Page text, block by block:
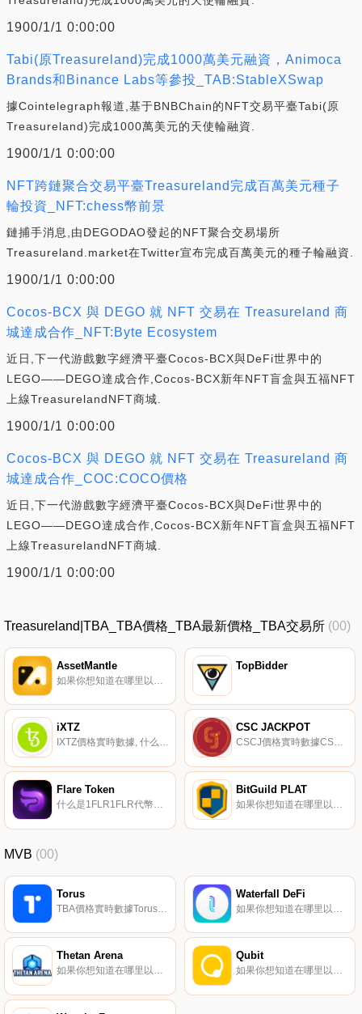
1900/1/1 0:00:00
Tabi(原Treasureland)完成1000萬美元融資，Animoca
Brands和Binance Labs等參投_TAB:StableXSwap
據Cointelegraph報道,基于BNBChain的NFT交易平臺Tabi(原
Treasureland)完成1000萬美元的天使輪融資.
1900/1/1 0:00:00
NFT跨鏈聚合交易平臺Treasureland完成百萬美元種子
輪投資_NFT:chess幣前景
鏈捕手消息,由DEGODAO發起的NFT聚合交易場所
Treasureland.market在Twitter宣布完成百萬美元的種子輪融資.
1900/1/1 0:00:00
Cocos-BCX 與 DEGO 就 NFT 交易在 Treasureland 商
城達成合作_NFT:Byte Ecosystem
近日,下一代游戲數字經濟平臺Cocos-BCX與DeFi世界中的
LEGO——DEGO達成合作,Cocos-BCX新年NFT盲盒與五福NFT
上線TreasurelandNFT商城.
1900/1/1 0:00:00
Cocos-BCX 與 DEGO 就 NFT 交易在 Treasureland 商
城達成合作_COC:COCO價格
近日,下一代游戲數字經濟平臺Cocos-BCX與DeFi世界中的
LEGO——DEGO達成合作,Cocos-BCX新年NFT盲盒與五福NFT
上線TreasurelandNFT商城.
1900/1/1 0:00:00
Treasureland|TBA_TBA價格_TBA最新價格_TBA交易所 (00)
AssetMantle TopBidder
iXTZ
IXTZ價格實時數據, 什么是二進制？iXTZ是由Synthetix協議啟用的反向合成Tezos令牌。它通過Chainlink的去中心化預言機網絡提供的價格信息反向跟蹤Tezos的價格.
CSC JACKPOT
CSCJ價格實時數據CSC Jackpot聲稱是一款基于區塊鏈技術的數字彩票風格游戲,可確保抽獎的公平性和結果的絕對透明度。據稱,用戶可以在CSC Jackpot網站上驗證基于門票銷售和公平抽獎過程的透明獎金.
Flare Token
什么是1FLR1FLR代幣是一種開源數字貨幣,為Play to Earn（P2E）和非可替代代幣（NFT）平臺PipeFlare提供動力。Flare Token塞滿了實用程序。在平臺內進行購買,有機會購買游戲內升級,獲得驚人的折扣,并通過下注1FLR賺取被動收入.
BitGuild PLAT
如果你想知道在哪里以當前價格購買BitGuild PLAT,目前交易{BitGuild PLAT]股票的頂級加密貨幣交易所是BitForex。您可以在我們的加密貨幣交易所頁面上找到其他列表。BitGuild旨在通過提供易于訪問的令人信服的體驗,將區塊鏈和加密貨幣帶給大眾.
MVB (00)
Torus
TBA價格實時數據Torus及其錢包產品使數字所有權和身份以人為中心,人人都能訪問.
Waterfall DeFi
Thetan Arena
如果你想知道在哪里以當前價格購買Thetan Arena,目前交易{Thetan Arena]股票的頂級加密貨幣交易所是OKX、CoinW、CoinTiger、LBank和BingX。您可以在我們的加密貨幣交易所頁面上找到其他列表。Thetan Arena是一款基于區塊鏈技術的電子競技游戲.
Qubit
如果你想知道在哪里以當前價格購買QuQBTt,目前交易{QuQBTt]股票的頂級加密貨幣交易所是PancakeSwap（V2）。您可以在我們的加密貨幣交易所頁面上找到其他列表。QuQBTt是Mound創新的DeFi借貸協議,經過優化,可為幣安智能鏈提供借貸即用.